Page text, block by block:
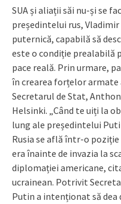
SUA și aliații săi nu-și se
președintelui rus, Vladimir
puternică, capabilă să
este o condiție prealabilă
pace reală. Prin urmare,
în crearea forțelor
Secretarul de Stat,
Helsinki. „Când te uiți la
lung ale președintelui
Rusia se află într-o
era înainte de invazia la
diplomației americane,
ucrainean. Potrivit
Putin a intenționat să dea